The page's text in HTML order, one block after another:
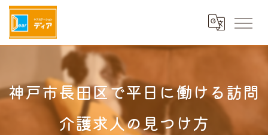
神戸市長田区で平日に働ける訪問
介護求人の見つけ方